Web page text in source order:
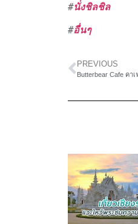
#นั่งชิลชิล
#อื่นๆ
PREVIOUS
Butterbear Cafe ค